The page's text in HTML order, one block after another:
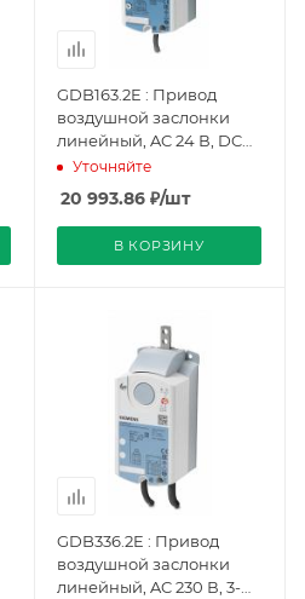
GDB163.2E : Привод
воздушной заслонки
линейный, AC 24 В, DC
0…35 В настраиваемый,
потенциометр
(BPZ:GDB163.2E),
Siemens
Уточняйте
20 993.86₽/шт
В КОРЗИНУ
GDB336.2E : Привод
воздушной заслонки
линейный, AC 230 В, 3-